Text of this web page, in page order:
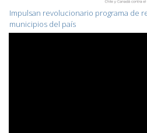
Impulsan revolucionario programa de
municipios del país